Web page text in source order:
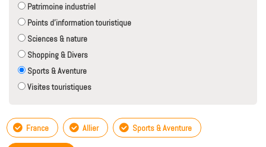
Patrimoine industriel
Points d'information touristique
Sciences & nature
Shopping & Divers
Sports & Aventure
Visites touristiques
France Allier Sports & Aventure